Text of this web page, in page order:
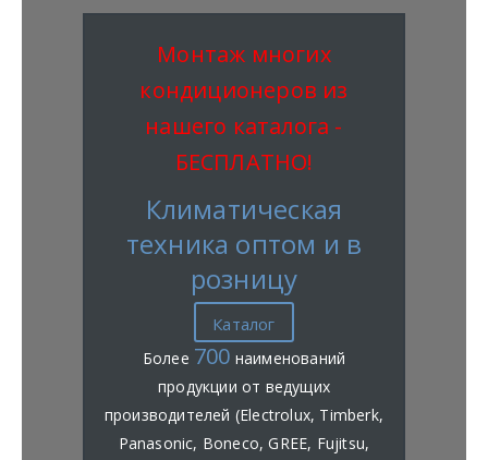
Монтаж многих
кондиционеров из
нашего каталога -
БЕСПЛАТНО!
Климатическая
техника оптом и в
розницу
Каталог
Более 700 наименований
продукции от ведущих
производителей (Electrolux, Timberk,
Panasonic, Boneco, GREE, Fujitsu,